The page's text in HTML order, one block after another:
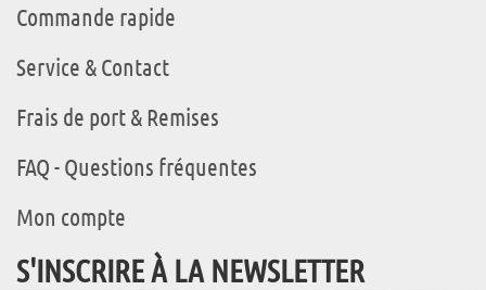
Commande rapide
Service & Contact
Frais de port & Remises
FAQ - Questions fréquentes
Mon compte
S'INSCRIRE À LA NEWSLETTER